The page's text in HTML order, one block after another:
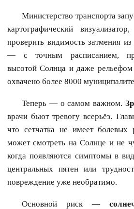
Министерство транспорта
картографический
проверить видимость затмения
— с точным расписанием,
высотой Солнца и даже рельефом
охвачено более 8000
Теперь — о самом важном.
врачи бьют тревогу всерьёз.
что сетчатка не имеет болевых
может смотреть на Солнце и не
когда появляются симптомы в
центральных пятен или
повреждение уже необратимо.
Основной риск —